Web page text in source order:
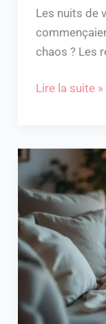
Les nuits de
chaos ? Les
Lire la suite »
Combien
de
temps
après
une
conisation
peut-
on